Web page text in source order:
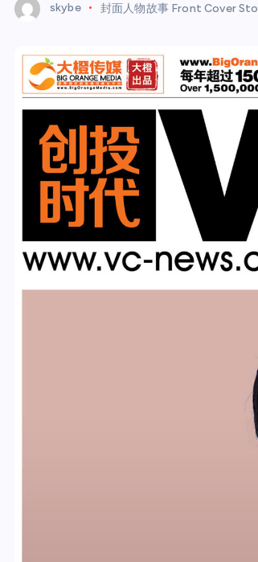
skybe 封面人物故事 Front Cover